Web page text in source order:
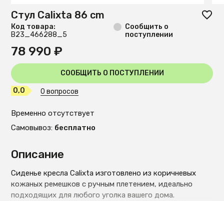
Описание
Сиденье кресла Calixta изготовлено из коричневых
кожаных ремешков с ручным плетением, идеально
подходящих для любого уголка вашего дома.
Стул Calixta 86 cm
Код товара:
B23_466288_5
Сообщить о
поступлении
78 990 ₽
СООБЩИТЬ О ПОСТУПЛЕНИИ
0,0 0 вопросов
Временно отсутствует
Самовывоз: бесплатно